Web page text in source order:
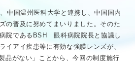
中国温州医科大学と連携し、中国国内
の普及に努めてまいりました。そのた
院であるBSH 眼科病院院長と協議し
イアイ疾患等に有効な強膜レンズが、
品がない」ことから、今回の制度施行